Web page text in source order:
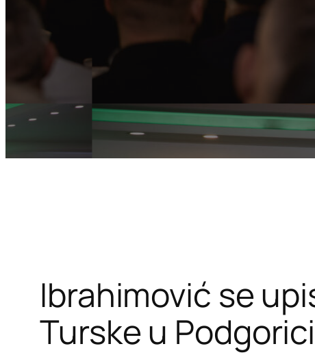
Ibrahimović se
Turske u Podgorici